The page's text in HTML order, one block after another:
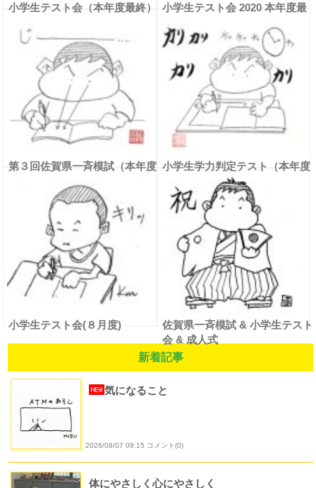
小学生テスト会（本年度最終）
小学生テスト会 2020 本年度最
第３回佐賀県一斉模試（本年度 小学生学力判定テスト（本年度
小学生テスト会(８月度)
佐賀県一斉模試 & 小学生テスト
会 & 成人式
新着記事
気になること
2026/08/07 09:15 コメント(0)
体にやさしく心にやさしく